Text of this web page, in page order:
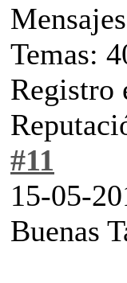
Temas:
Registro
#11
15-05-
Buenas